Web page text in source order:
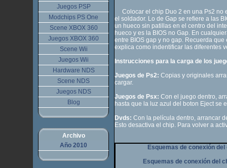
Juegos PSP
Modchips PS One
Scene XBOX 360
Juegos XBOX 360
Scene Wii
Juegos Wii
Hardware NDS
Scene NDS
Juegos NDS
Blog
Archivo
Año 2010
Colocar el chip Duo 2 en una Ps2 no
el soldador. Lo de Gap se refiere a las
un hueco sin patillas en el centro del
hueco y es la BIOS no Gap. En
entre BIOS gap y no gap. Recuerda
explica como indentificar las diferentes
Instrucciones para la carga de los
Juegos de Ps2: Copias y originales
cargar.
Juegos de Psx: Con el juego dentro,
hasta que la luz azul del boton Eject se
Dvds: Con la película dentro, arrancar
Esto desactiva el chip. Para volver a
Esquemas de conexión del
Esquemas de conexión del